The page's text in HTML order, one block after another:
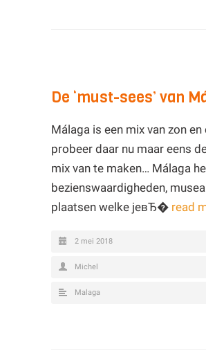
De ‘must-sees’ van
Málaga is een mix van zon en
probeer daar nu maar eens
mix van te maken… Málaga
bezienswaardigheden,
plaatsen welke jeвЂ� read
2 mei 2018
Michel
Malaga